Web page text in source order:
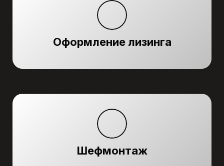
Оформление лизинга
Шефмонтаж